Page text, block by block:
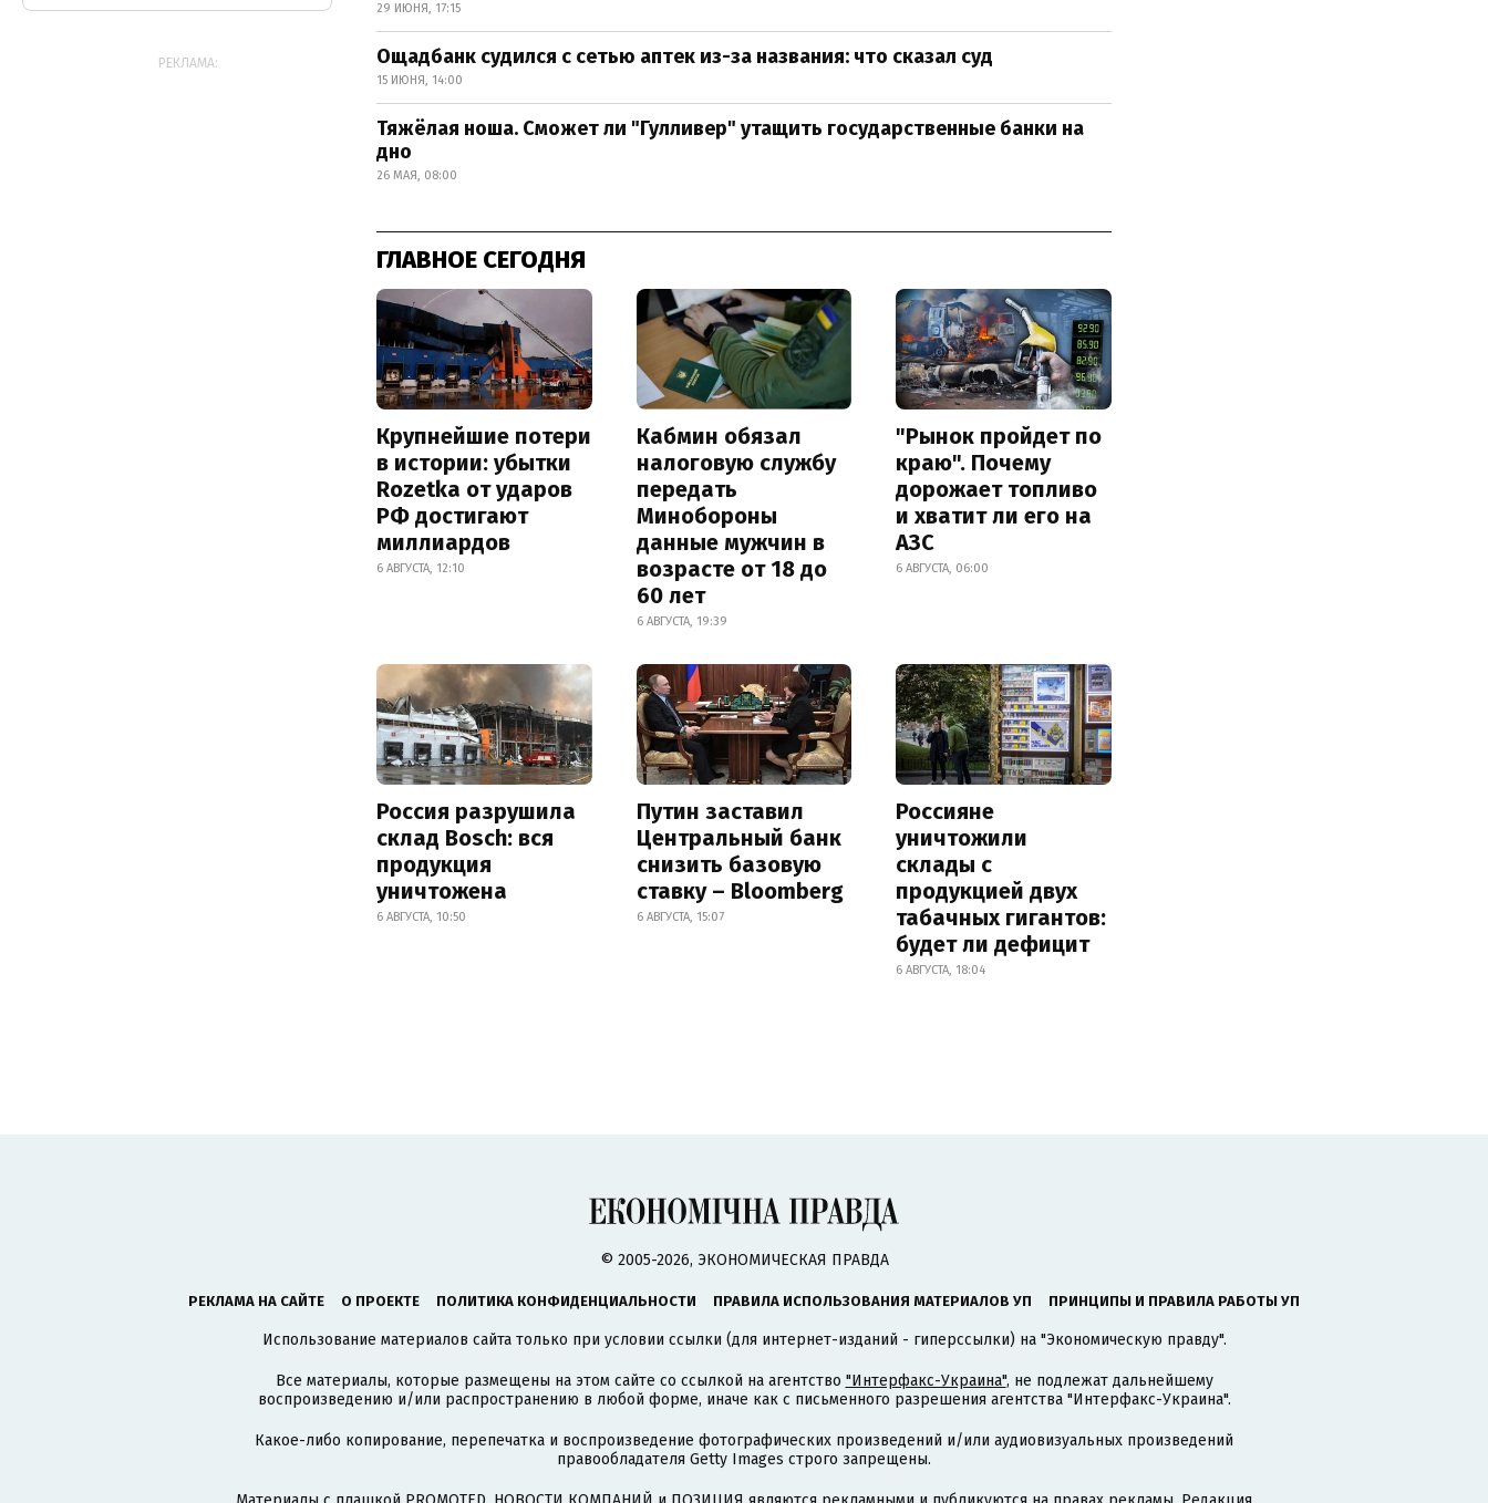
29 ИЮНЯ, 17:15
Ощадбанк судился с сетью аптек из-за названия: что сказал суд
15 ИЮНЯ, 14:00
Тяжёлая ноша. Сможет ли "Гулливер" утащить государственные банки на
дно
26 МАЯ, 08:00
ГЛАВНОЕ СЕГОДНЯ
Крупнейшие потери
в истории: убытки
Rozetka от ударов
РФ достигают
миллиардов
6 АВГУСТА, 12:10
Кабмин обязал
налоговую службу
передать
Минобороны
данные мужчин в
возрасте от 18 до
60 лет
6 АВГУСТА, 19:39
"Рынок пройдет по
краю". Почему
дорожает топливо
и хватит ли его на
АЗС
6 АВГУСТА, 06:00
Россия разрушила
склад Bosch: вся
продукция
уничтожена
6 АВГУСТА, 10:50
Путин заставил
Центральный банк
снизить базовую
ставку – Bloomberg
6 АВГУСТА, 15:07
Россияне
уничтожили
склады с
продукцией двух
табачных гигантов:
будет ли дефицит
6 АВГУСТА, 18:04
РЕКЛАМА:
© 2005-2026, ЭКОНОМИЧЕСКАЯ ПРАВДА
РЕКЛАМА НА САЙТЕ О ПРОЕКТЕ ПОЛИТИКА КОНФИДЕНЦИАЛЬНОСТИ ПРАВИЛА ИСПОЛЬЗОВАНИЯ МАТЕРИАЛОВ УП ПРИНЦИПЫ И ПРАВИЛА РАБОТЫ УП
Использование материалов сайта только при условии ссылки (для интернет-изданий - гиперссылки) на "Экономическую правду".
Все материалы, которые размещены на этом сайте со ссылкой на агентство "Интерфакс-Украина", не подлежат дальнейшему
воспроизведению и/или распространению в любой форме, иначе как с письменного разрешения агентства "Интерфакс-Украина".
Какое-либо копирование, перепечатка и воспроизведение фотографических произведений и/или аудиовизуальных произведений
правообладателя Getty Images строго запрещены.